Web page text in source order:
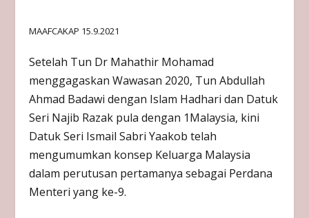
MAAFCAKAP 15.9.2021
Setelah Tun Dr Mahathir Mohamad
menggagaskan Wawasan 2020, Tun Abdullah
Ahmad Badawi dengan Islam Hadhari dan Datuk
Seri Najib Razak pula dengan 1Malaysia, kini
Datuk Seri Ismail Sabri Yaakob telah
mengumumkan konsep Keluarga Malaysia
dalam perutusan pertamanya sebagai Perdana
Menteri yang ke-9.